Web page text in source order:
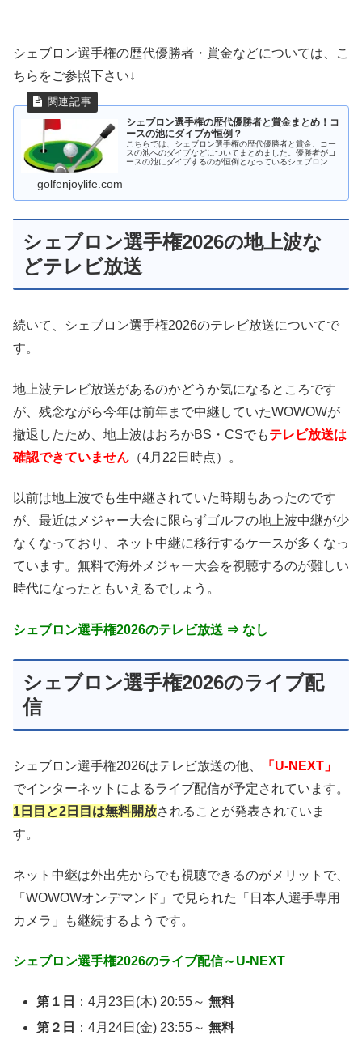
シェブロン選手権の歴代優勝者・賞金などについては、こ
ちらをご参照下さい↓
シェブロン選手権の歴代優勝者と賞金まとめ！コ
ースの池にダイブが恒例？
こちらでは、シェブロン選手権の歴代優勝者と賞金、コー
スの池へのダイブなどについてまとめました。優勝者がコ
ースの池にダイブするのが恒例となっているシェブロン選
golfenjoylife.com
シェブロン選手権2026の地上波な
どテレビ放送
続いて、シェブロン選手権2026のテレビ放送についてで
す。
地上波テレビ放送があるのかどうか気になるところです
が、残念ながら今年は前年まで中継していたWOWOWが
撤退したため、地上波はおろかBS・CSでもテレビ放送は
確認できていません （4月22日時点）。
以前は地上波でも生中継されていた時期もあったのです
が、最近はメジャー大会に限らずゴルフの地上波中継が少
なくなっており、ネット中継に移行するケースが多くなっ
ています。無料で海外メジャー大会を視聴するのが難しい
時代になったともいえるでしょう。
シェブロン選手権2026のテレビ放送 ⇒ なし
シェブロン選手権2026のライブ配
信
シェブロン選手権2026はテレビ放送の他、
「U-NEXT」
でインターネットによるライブ配信が予定されています。
1日目と2日目は無料開放されることが発表されていま
す。
ネット中継は外出先からでも視聴できるのがメリットで、
「WOWOWオンデマンド」で見られた「日本人選手専用
カメラ」も継続するようです。
シェブロン選手権2026のライブ配信～U-NEXT
第１日 ：4月23日(木) 20:55～無料
第２日
：4月24日(金) 23:55～無料